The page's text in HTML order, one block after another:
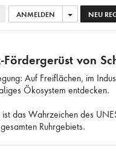
ANMELDEN NEU
...
von
Auf Freiflächen, im
Ökosystem entdecken.
das Wahrzeichen des
Ruhrgebiets.